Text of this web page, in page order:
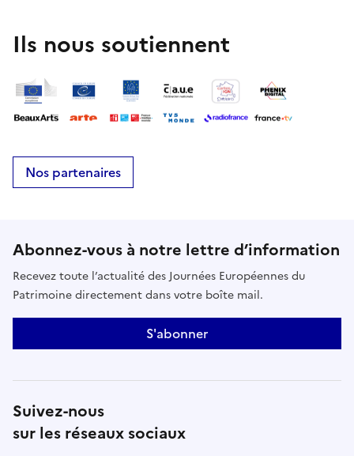
Ils nous soutiennent
Nos partenaires
Abonnez-vous à notre lettre d’information
Recevez toute l’actualité des Journées Européennes du
Patrimoine directement dans votre boîte mail.
S'abonner
Suivez-nous
sur les réseaux sociaux